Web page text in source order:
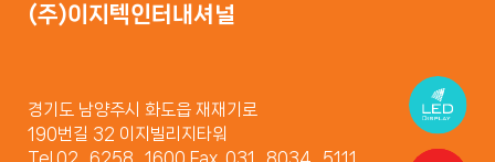
(주)이지텍인터내셔널
경기도 남양주시 화도읍 재재기로
190번길 32 이지빌리지타워